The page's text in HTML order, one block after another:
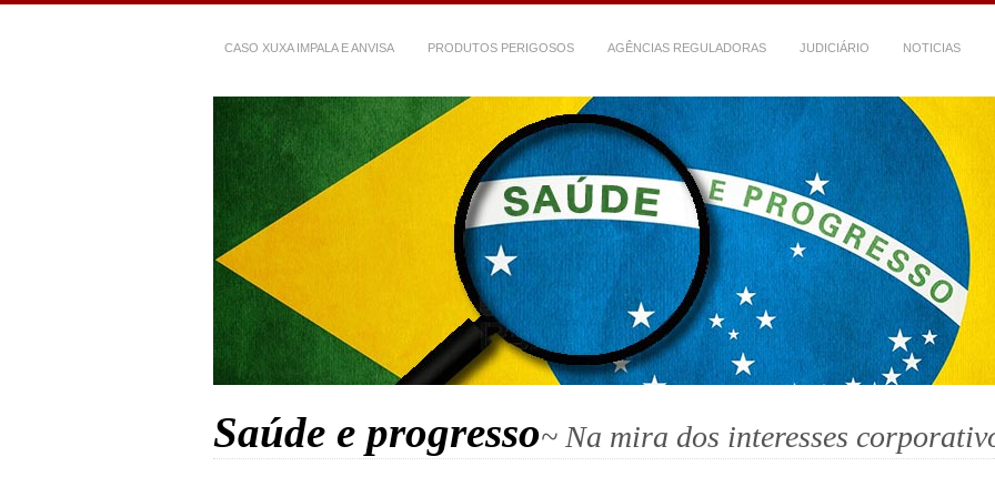
CASO XUXA IMPALA E ANVISA PRODUTOS PERIGOSOS AGÊNCIAS REGULADORAS JUDICIÁRIO NOTICIAS
Saúde e progresso~ Na mira dos interesses